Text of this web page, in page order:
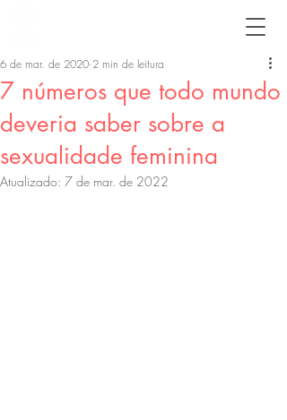
7 números que todo mundo
deveria saber sobre a
sexualidade feminina
6 de mar. de 2020 2 min de leitura
Atualizado: 7 de mar. de 2022